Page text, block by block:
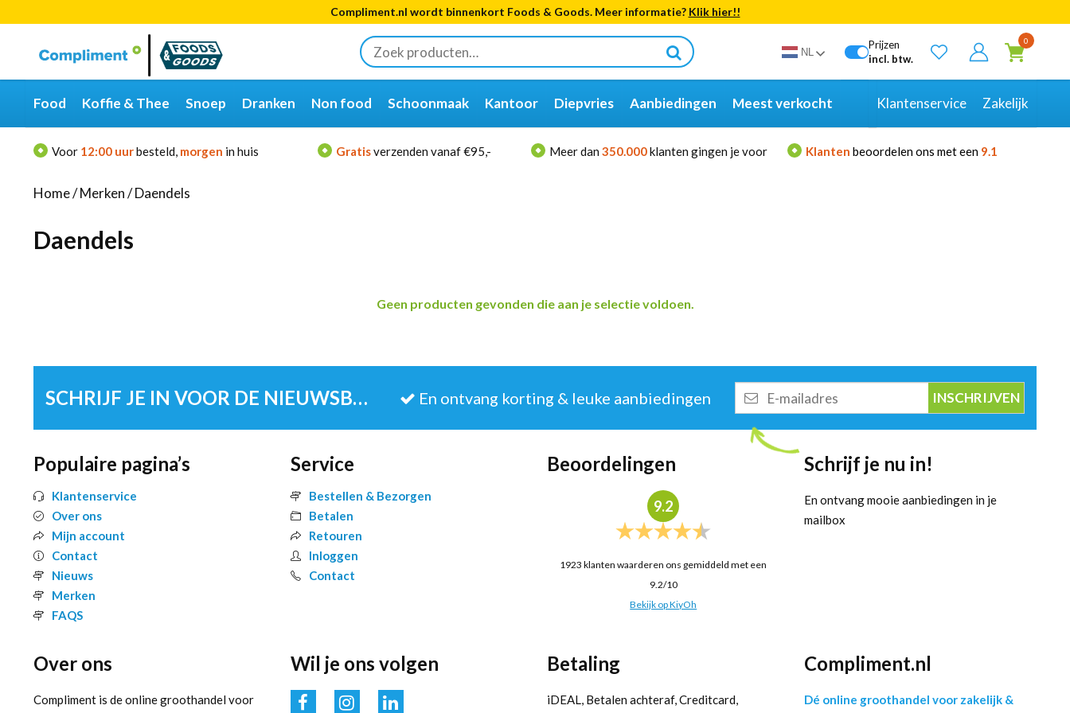
Compliment.nl wordt binnenkort Foods & Goods. Meer informatie? Klik hier!!
Zoeken
naar:
Categorieën
Merken
NL
Prijzen
incl. btw.
0
Food Koffie & Thee Snoep Dranken Non food Schoonmaak Kantoor Diepvries Aanbiedingen Meest verkocht Klantenservice Zakelijk
Voor 12:00 uurbesteld, morgen in huis Gratisverzenden vanaf €95,- Meer dan 350.000klanten gingen je voor Klanten beoordelen ons met een 9.1
Home/Merken/Daendels
Daendels
Geen producten gevonden die aan je selectie voldoen.
SCHRIJF JE IN VOOR DE NIEUWSBRIEF En ontvang korting & leuke aanbiedingen
mailadres
Populaire pagina’s
Klantenservice
Over ons
Mijn account
Contact
Nieuws
Merken
FAQS
Service
Bestellen & Bezorgen
Betalen
Retouren
Inloggen
Contact
Beoordelingen
9.2
1923 klanten waarderen ons gemiddeld met een
9.2/10
Bekijk op KiyOh
Schrijf je nu in!
En ontvang mooie aanbiedingen in je
mailbox
Over ons
Compliment is de online groothandel voor
Wil je ons volgen Betaling
iDEAL, Betalen achteraf, Creditcard,
Compliment.nl
Dé online groothandel voor zakelijk &